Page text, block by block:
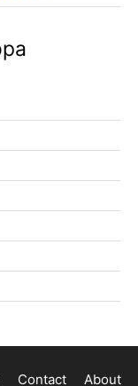
Contact About